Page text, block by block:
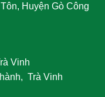
Huyện Gò Công
Vinh
Trà Vinh